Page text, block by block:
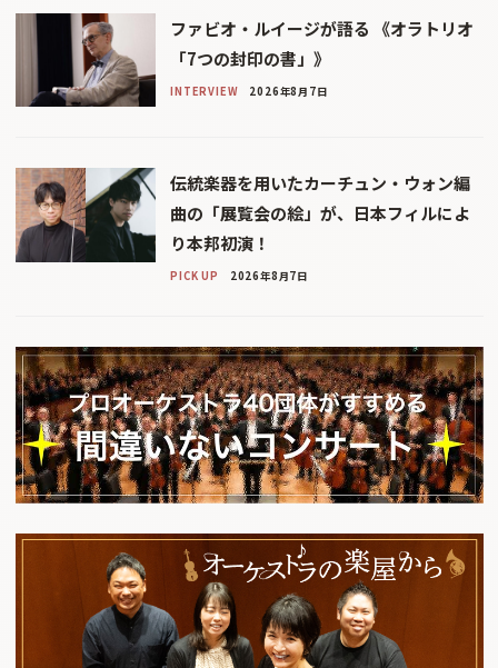
ファビオ・ルイージが語る 《オラトリオ
「7つの封印の書」》
INTERVIEW 2026年8月7日
伝統楽器を用いたカーチュン・ウォン編
曲の「展覧会の絵」が、日本フィルによ
り本邦初演！
PICK UP 2026年8月7日